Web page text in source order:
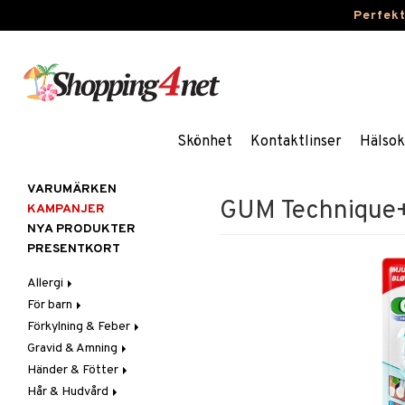
Skönhet Kontaktlinser
GUM
VARUMÄRKEN
KAMPANJER
NYA PRODUKTER
PRESENTKORT
Allergi
Nässpray
Ögondroppar
Tabletter
För barn
Blodstoppare
Blöjor
Feber, Förkylning & Värk
Hår
Förkylning & Feber
Feber
Febernedsättande
Barn
Febertermometrar
Halsont & Heshet
Hosta
Gravid & Amning
Bröstpump
Bröstskydd & Inlägg
Händer & Fötter
Fotvård
Hår & Hudvård